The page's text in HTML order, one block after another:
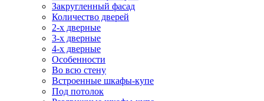
Закругленный фасад
Количество дверей
2-х дверные
3-х дверные
4-х дверные
Особенности
Во всю стену
Встроенные шкафы-купе
Под потолок